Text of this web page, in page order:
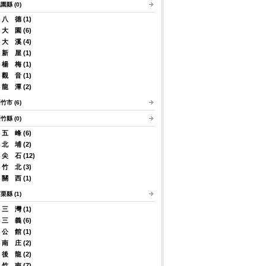
縣 (0)
八 德 (1)
大 園 (6)
大 溪 (4)
新 屋 (1)
楊 梅 (1)
觀 音 (1)
龍 潭 (2)
市 (6)
縣 (0)
五 峰 (6)
北 埔 (2)
尖 石 (12)
竹 北 (3)
關 西 (1)
縣 (1)
三 灣 (1)
三 義 (6)
公 館 (1)
南 庄 (2)
後 龍 (2)